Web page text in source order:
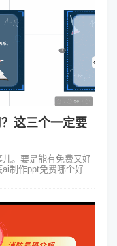
这三个一定要
。要是能有免费又好
制作ppt免费哪个好